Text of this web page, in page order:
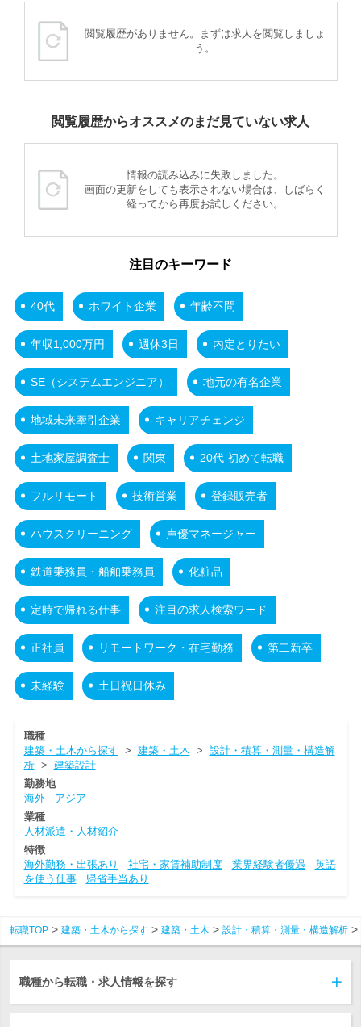
閲覧履歴がありません。まずは求人を閲覧しましょ
う。
閲覧履歴からオススメのまだ見ていない求人
情報の読み込みに失敗しました。
画面の更新をしても表示されない場合は、しばらく
経ってから再度お試しください。
注目のキーワード
40代 ホワイト企業 年齢不問
年収1,000万円 週休3日 内定とりたい
SE（システムエンジニア） 地元の有名企業
地域未来牽引企業 キャリアチェンジ
土地家屋調査士 関東 20代 初めて転職
フルリモート 技術営業 登録販売者
ハウスクリーニング 声優マネージャー
鉄道乗務員・船舶乗務員 化粧品
定時で帰れる仕事 注目の求人検索ワード
正社員 リモートワーク・在宅勤務 第二新卒
未経験 土日祝日休み
職種
建築・土木から探す > 建築・土木 > 設計・積算・測量・構造解
析> 建築設計
勤務地
海外
アジア
業種
人材派遣・人材紹介
特徴
海外勤務・出張あり
社宅・家賃補助制度 業界経験者優遇
英語
を使う仕事
帰省手当あり
転職TOP 建築・土木から探す 建築・土木 設計・積算・測量・構造解析
職種から転職・求人情報を探す